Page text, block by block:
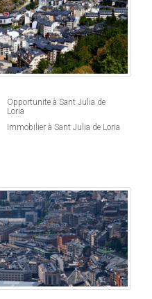
Opportunite à Sant Julia de
Loria
Immobilier à Sant Julia de Loria